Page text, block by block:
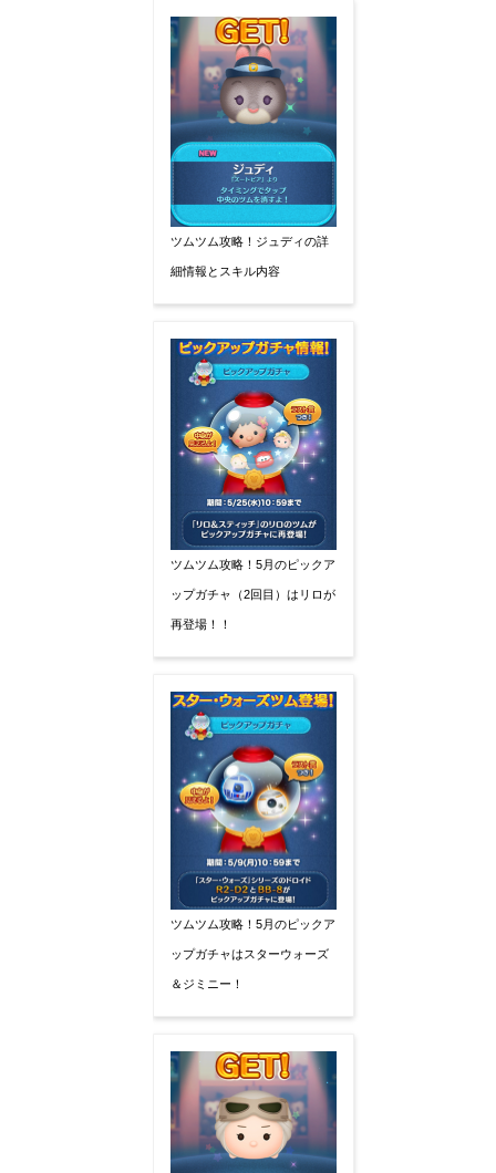
ツムツム攻略！ジュディの詳
細情報とスキル内容
ツムツム攻略！5月のピックア
ップガチャ（2回目）はリロが
再登場！！
ツムツム攻略！5月のピックア
ップガチャはスターウォーズ
＆ジミニー！